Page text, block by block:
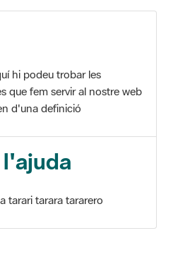
hi podeu trobar les
que fem servir al nostre web
d'una definició
l'ajuda
tarari tarara tararero